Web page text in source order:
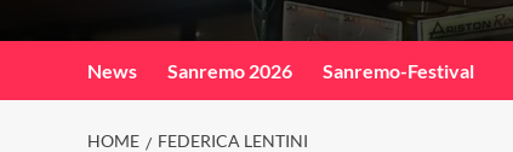
News Sanremo 2026 Sanremo-Festival
HOME FEDERICA LENTINI